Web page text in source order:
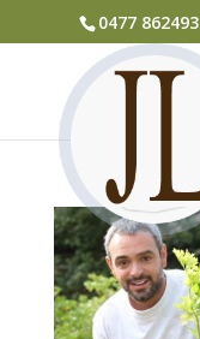
0477 862493